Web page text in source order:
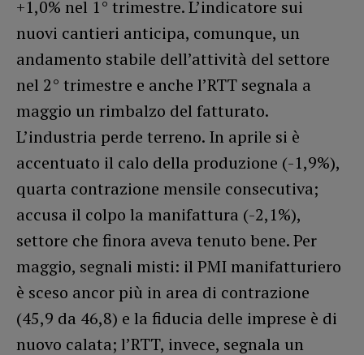
+1,0% nel 1° trimestre. L’indicatore sui
nuovi cantieri anticipa, comunque, un
andamento stabile dell’attività del settore
nel 2° trimestre e anche l’RTT segnala a
maggio un rimbalzo del fatturato.
L’industria perde terreno. In aprile si è
accentuato il calo della produzione (-1,9%),
quarta contrazione mensile consecutiva;
accusa il colpo la manifattura (-2,1%),
settore che finora aveva tenuto bene. Per
maggio, segnali misti: il PMI manifatturiero
è sceso ancor più in area di contrazione
(45,9 da 46,8) e la fiducia delle imprese è di
nuovo calata; l’RTT, invece, segnala un